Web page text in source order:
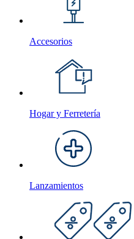
Accesorios
Hogar y Ferretería
Lanzamientos